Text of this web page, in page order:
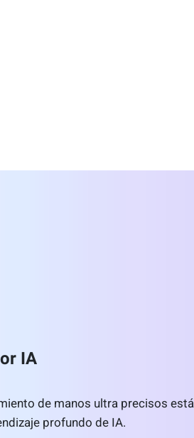
IA
de manos ultra precisos está
profundo de IA.